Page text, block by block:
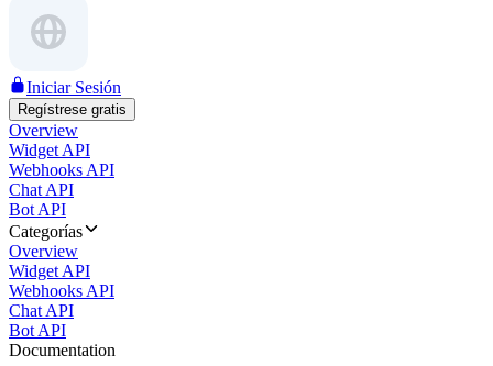
Iniciar Sesión
Regístrese gratis
Overview
Widget API
Webhooks API
Chat API
Bot API
Categorías
Overview
Widget API
Webhooks API
Chat API
Bot API
Documentation